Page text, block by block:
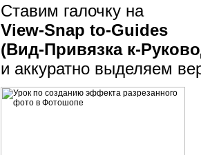
Ставим галочку на
View-Snap to-Guides
(Вид-Привязка к-
и аккуратно выделяем